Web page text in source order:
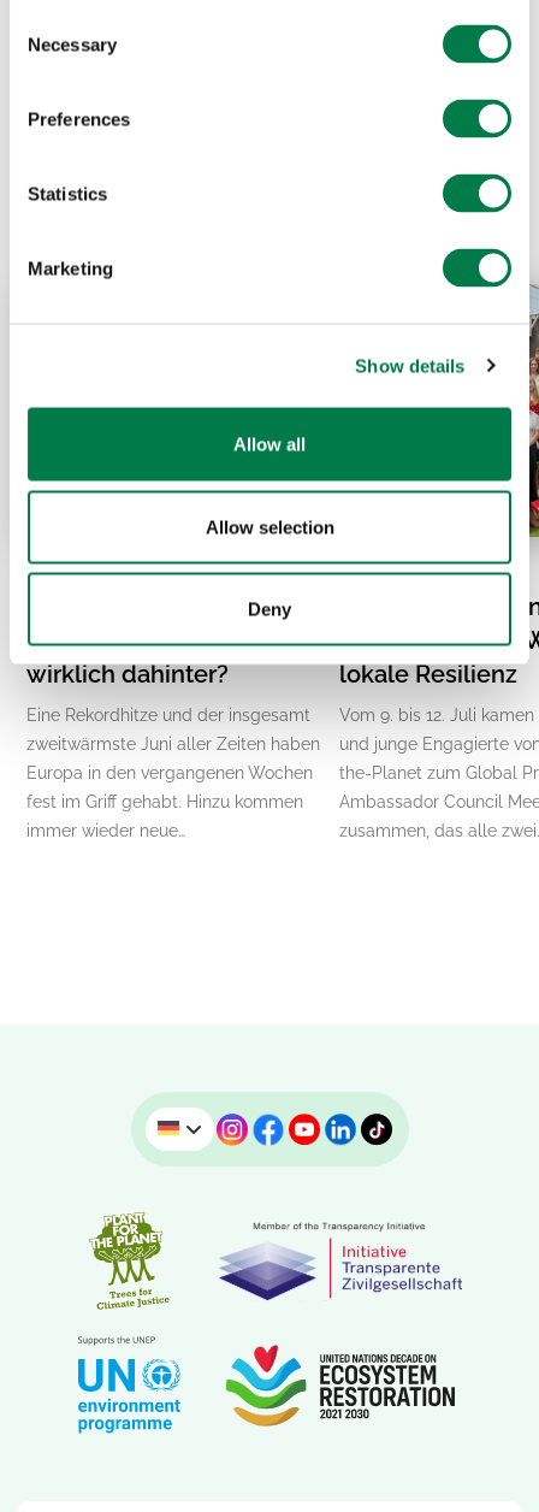
Selection
Necessary
Preferences
Statistics
Marketing
Show details
Allow all
Allow selection
Deny
Prev Next
07.20.26
El Niño und die Hitzewelle
in Europa: Was steckt
wirklich dahinter?
Eine Rekordhitze und der insgesamt
zweitwärmste Juni aller Zeiten haben
Europa in den vergangenen Wochen
fest im Griff gehabt. Hinzu kommen
immer wieder neue…
07.15.26
Plant-for-the-
vereint: Globale
lokale Resilienz
Vom 9. bis 12. Juli
und junge Engagierte
the-Planet zum Global
Ambassador Council
zusammen, das alle